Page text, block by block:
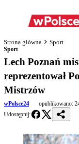
Strona główna Sport
Sport
Lech Poznań
reprezentował
Mistrzów
wPolsce24 opublikowano:
Udostępnij: